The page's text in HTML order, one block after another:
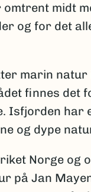
midt
og for det
marin
finnes det
Isfjorden har
og dype
Norge og
på Jan